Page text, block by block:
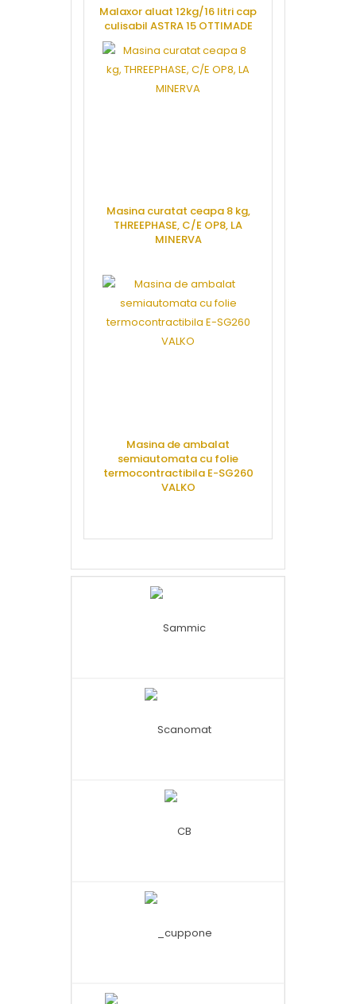
Malaxor aluat 12kg/16 litri cap
culisabil ASTRA 15 OTTIMADE
CERE OFERTA
Masina curatat ceapa 8 kg,
THREEPHASE, C/E OP8, LA
MINERVA
Masina de ambalat
semiautomata cu folie
termocontractibila E-SG260
VALKO